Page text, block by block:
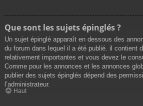
Que sont les sujets épinglés ?
Un sujet épinglé apparaît en dessous des
du forum dans lequel il a été publié. il contient
relativement importantes et vous devez le
Comme pour les annonces et les annonces
publier des sujets épinglés dépend des
l’administrateur.
Haut